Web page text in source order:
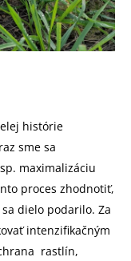
histórie
sme sa
maximalizáciu
proces zhodnotiť,
dielo podarilo. Za
intenzifikačným
rastlín,